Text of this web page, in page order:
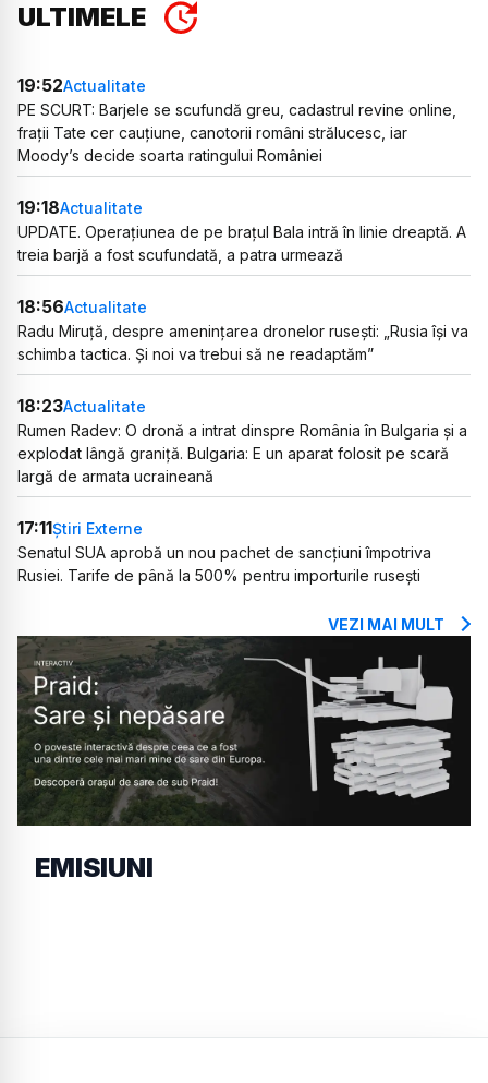
ULTIMELE
19:52Actualitate
PE SCURT: Barjele se scufundă greu, cadastrul revine online,
frații Tate cer cauțiune, canotorii români strălucesc, iar
Moody’s decide soarta ratingului României
19:18Actualitate
UPDATE. Operațiunea de pe brațul Bala intră în linie dreaptă. A
treia barjă a fost scufundată, a patra urmează
18:56Actualitate
Radu Miruță, despre amenințarea dronelor rusești: „Rusia își va
schimba tactica. Și noi va trebui să ne readaptăm”
18:23Actualitate
Rumen Radev: O dronă a intrat dinspre România în Bulgaria și a
explodat lângă graniță. Bulgaria: E un aparat folosit pe scară
largă de armata ucraineană
17:11Știri Externe
Senatul SUA aprobă un nou pachet de sancțiuni împotriva
Rusiei. Tarife de până la 500% pentru importurile rusești
VEZI MAI MULT
EMISIUNI